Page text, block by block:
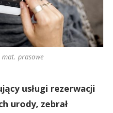
mat. prasowe
usługi rezerwacji
urody, zebrał